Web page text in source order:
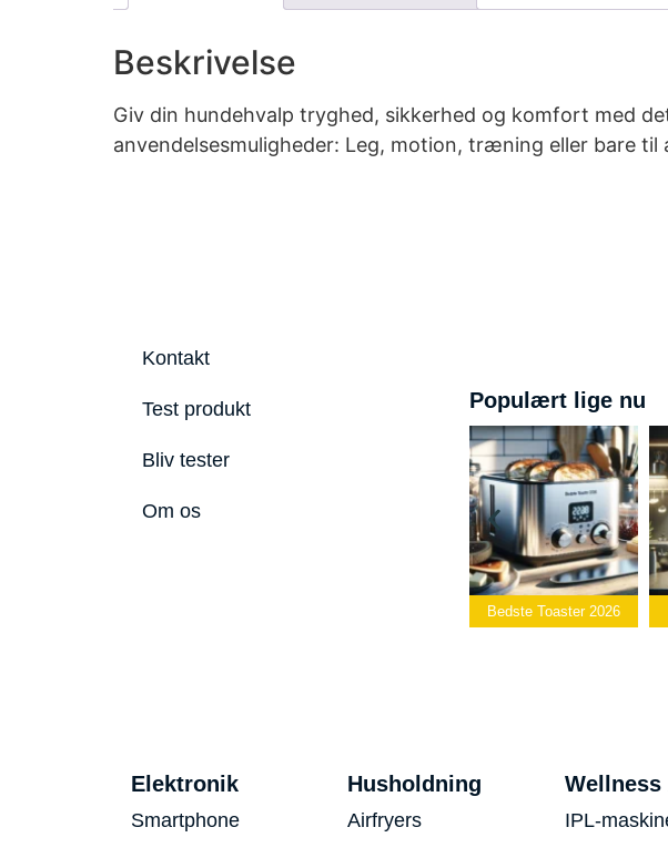
Beskrivelse
Giv din hundehvalp tryghed, sikkerhed og komfort med
anvendelsesmuligheder: Leg, motion, træning eller bare
Kontakt
Test produkt
Bliv tester
Om os
Populært lige nu
Bedste Toaster 2026 Bedste
Elektronik
Smartphone
Husholdning
Airfryers
Wellness
IPL-